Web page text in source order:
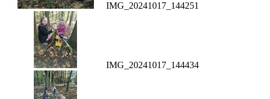
IMG_20241017_144251
IMG_20241017_144434